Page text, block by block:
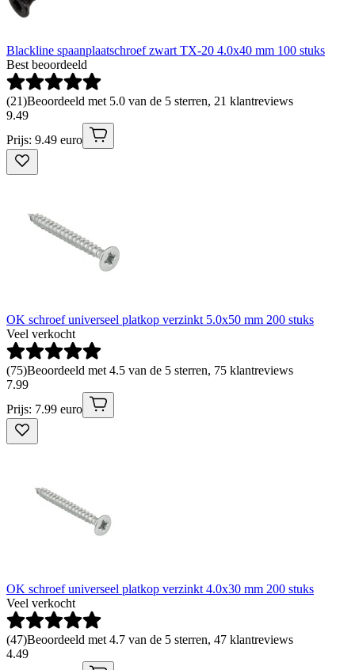
Blackline spaanplaatschroef zwart TX-20 4.0x40 mm 100 stuks
Best beoordeeld
(21)Beoordeeld met 5.0 van de 5 sterren, 21 klantreviews
9.49
Prijs: 9.49 euro
OK schroef universeel platkop verzinkt 5.0x50 mm 200 stuks
Veel verkocht
(75)Beoordeeld met 4.5 van de 5 sterren, 75 klantreviews
7.99
Prijs: 7.99 euro
OK schroef universeel platkop verzinkt 4.0x30 mm 200 stuks
Veel verkocht
(47)Beoordeeld met 4.7 van de 5 sterren, 47 klantreviews
4.49